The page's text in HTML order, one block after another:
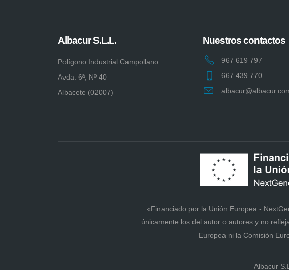
Albacur S.L.L.
Polígono Industrial Campollano
Avda. 6ª, Nº 40
Albacete (02007)
Nuestros contactos
967 619 797
667 439 770
«Financiado por la Unión Europea -
únicamente los del autor o autores y no
Europea ni la Comisión
Albacur